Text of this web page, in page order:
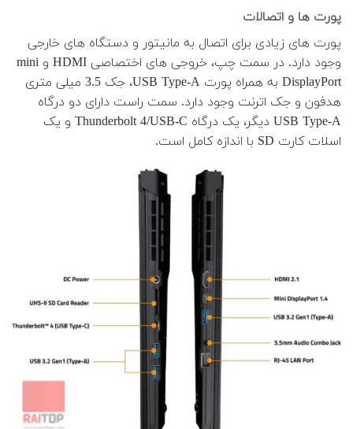
پورت ها و اتصالات
پورت های زیادی برای اتصال به مانیتور و دستگاه های خارجی
وجود دارد. در سمت چپ، خروجی های اختصاصی HDMI و mini
DisplayPort به همراه پورت USB Type-A، جک 3.5 میلی متری
هدفون و جک اترنت وجود دارد. سمت راست دارای دو درگاه
USB Type-A دیگر، یک درگاه Thunderbolt 4/USB-C و یک
اسلات کارت SD با اندازه کامل است.